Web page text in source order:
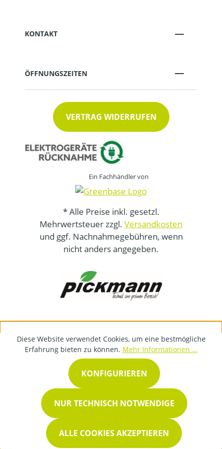
KONTAKT
ÖFFNUNGSZEITEN
VERTRAG WIDERRUFEN
Ein Fachhändler von
* Alle Preise inkl. gesetzl.
Mehrwertsteuer zzgl. Versandkosten
und ggf. Nachnahmegebühren, wenn
nicht anders angegeben.
Diese Website verwendet Cookies, um eine bestmögliche
Erfahrung bieten zu können. Mehr Informationen ...
NUR TECHNISCH NOTWENDIGE
KONFIGURIEREN
ALLE COOKIES AKZEPTIEREN